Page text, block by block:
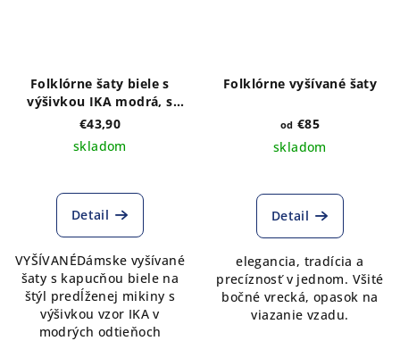
Folklórne šaty biele s
výšivkou IKA modrá, s
kapucňou
€43,90
skladom
Detail
VYŠÍVANÉDámske vyšívané
šaty s kapucňou biele na
štýl predĺženej mikiny s
výšivkou vzor IKA v
modrých odtieňoch
Folklórne vyšívané šaty
od €85
skladom
hodnotenie
produktu
z
5
hviezdičiek.
Detail
elegancia, tradícia a
precíznosť v jednom. Všité
bočné vrecká, opasok na
viazanie vzadu.